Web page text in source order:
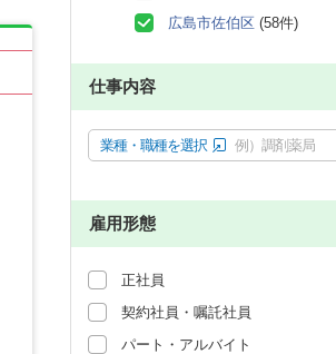
広島市佐伯区 (58件)
仕事内容
業種・職種を選択 例）調剤薬局
雇用形態
正社員
契約社員・嘱託社員
パート・アルバイト